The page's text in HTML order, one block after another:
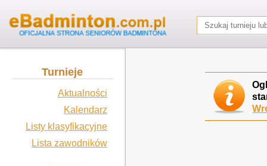
Turnieje
Aktualności
Kalendarz
Listy klasyfikacyjne
Lista zawodników